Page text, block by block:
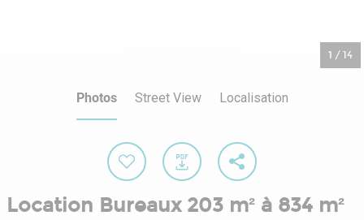
1 / 14
Photos Street View Localisation
Location Bureaux 203 m² à 834 m²